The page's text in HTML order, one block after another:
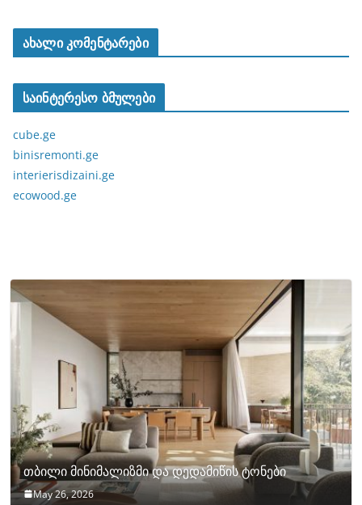
ახალი კომენტარები
საინტერესო ბმულები
cube.ge
binisremonti.ge
interierisdizaini.ge
ecowood.ge
თბილი მინიმალიზმი და დედამიწის ტონები
May 26, 2026